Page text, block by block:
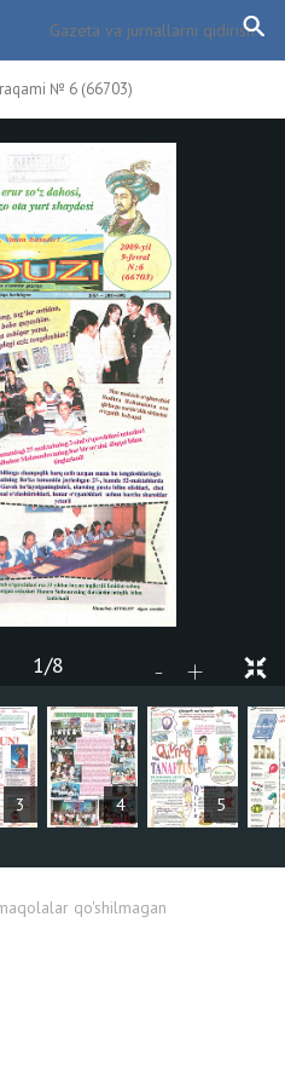
№ 6 (66703)
3 4 5
- +
1/8
qo'shilmagan